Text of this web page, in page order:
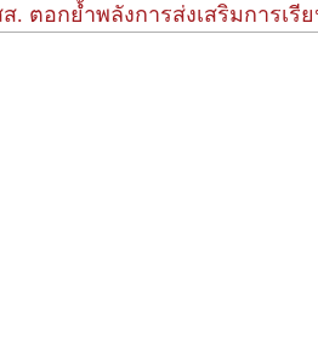
ตอกย้ำพลังการส่งเสริมการเรีย